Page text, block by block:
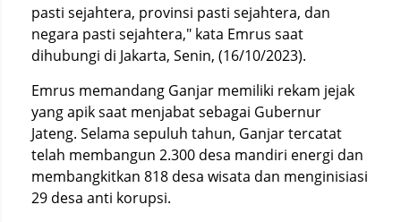
pasti sejahtera, provinsi pasti sejahtera, dan
negara pasti sejahtera," kata Emrus saat
dihubungi di Jakarta, Senin, (16/10/2023).
Emrus memandang Ganjar memiliki rekam jejak
yang apik saat menjabat sebagai Gubernur
Jateng. Selama sepuluh tahun, Ganjar tercatat
telah membangun 2.300 desa mandiri energi dan
membangkitkan 818 desa wisata dan menginisiasi
29 desa anti korupsi.